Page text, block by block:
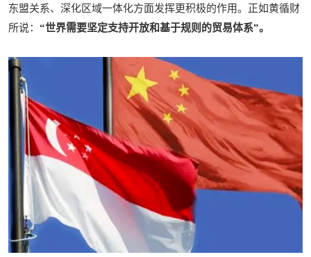
东盟关系、深化区域一体化方面发挥更积极的作用。正如黄循财
所说：“世界需要坚定支持开放和基于规则的贸易体系”。